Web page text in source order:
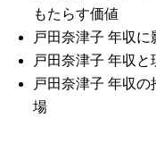
もたらす価値
戸田奈津子 年収
戸田奈津子 年収
戸田奈津子 年収
場